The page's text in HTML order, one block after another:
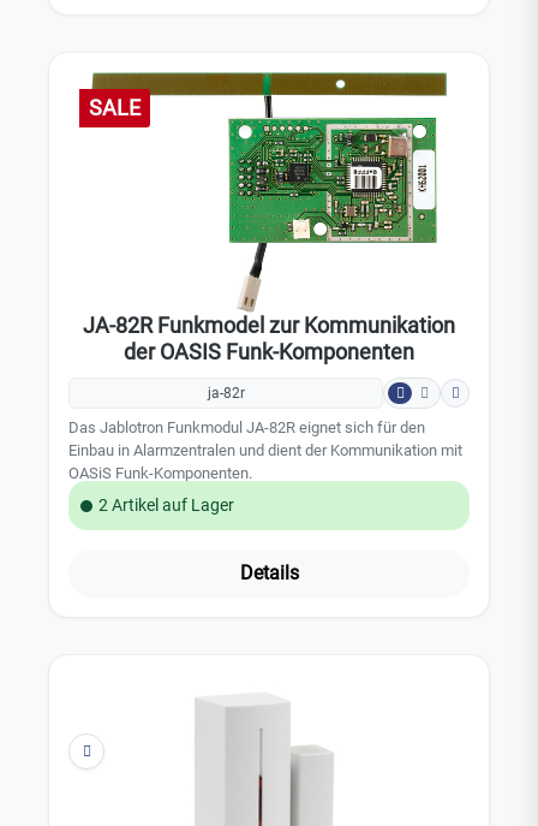
Sicherheitsstufe: Grad 2: EN 50131-1, EN 50131-2-6, EN
50131-5-3 ESTI EN 300220, EN50130-4, EN 55022,
SALE
JA-82R Funkmodel zur Kommunikation
der OASIS Funk-Komponenten
ja-82r
Das Jablotron Funkmodul JA-82R eignet sich für den
Einbau in Alarmzentralen und dient der Kommunikation mit
OASiS Funk-Komponenten.
2 Artikel auf Lager
Details